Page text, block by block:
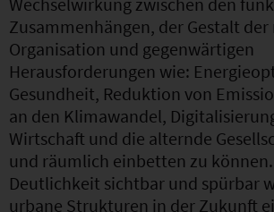
Zusammenhängen, der Gestalt
Organisation und gegenwärtigen
Herausforderungen wie:
Gesundheit, Reduktion von
an den Klimawandel,
Wirtschaft und die alternde
und räumlich einbetten zu
Deutlichkeit sichtbar und spürbar
urbane Strukturen in der Zukunft